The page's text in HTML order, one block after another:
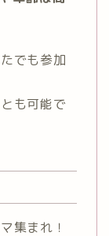
でも参加
も可能で
集まれ！